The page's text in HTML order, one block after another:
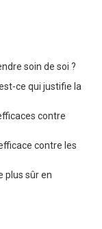
soin de soi ?
ce qui justifie la
contre
contre les
plus sûr en